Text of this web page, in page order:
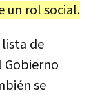
un rol social.
de
Gobierno
se